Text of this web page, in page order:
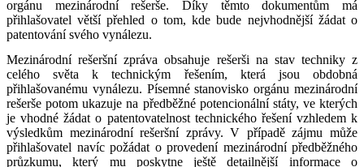
orgánu mezinárodní rešerše. Díky těmto dokumentům má
přihlašovatel větší přehled o tom, kde bude nejvhodnější žádat o
patentování svého vynálezu.
Mezinárodní rešeršní zpráva obsahuje rešerši na stav techniky z
celého světa k technickým řešením, která jsou obdobná
přihlašovanému vynálezu. Písemné stanovisko orgánu mezinárodní
rešerše potom ukazuje na předběžné potencionální státy, ve kterých
je vhodné žádat o patentovatelnost technického řešení vzhledem k
výsledkům mezinárodní rešeršní zprávy. V případě zájmu může
přihlašovatel navíc požádat o provedení mezinárodní předběžného
průzkumu, který mu poskytne ještě detailnější informace o